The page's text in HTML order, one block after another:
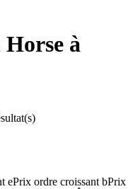
à
ePrix ordre croissant bPrix